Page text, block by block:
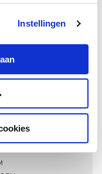
Instellingen